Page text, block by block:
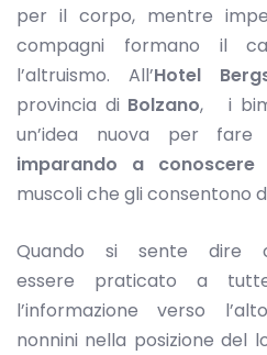
per il corpo, mentre
compagni formano il
l’altruismo. All’Hotel
provincia di Bolzano, i
un’idea nuova per fare
imparando a
muscoli che gli consentono
Quando si sente
essere praticato a
l’informazione verso
nonnini nella posizione del